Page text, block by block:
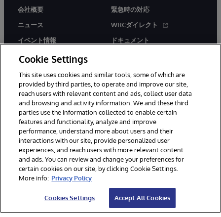
会社概要
ニュース
イベント情報
採用情報
緊急時の対応
WRCダイレクト
ドキュメント
© 1996-2026Y InterSystems Corporation, Boston, MA. All Rights
Reserved.
お知らせ／ご利用規約
プライバシーステートメント
保証について
アクセシビリティ
Cookie Settings
This site uses cookies and similar tools, some of which are
provided by third parties, to operate and improve our site,
reach users with relevant content and ads, collect user data
and browsing and activity information. We and these third
parties use the information collected to enable certain
features and functionality, analyze and improve
performance, understand more about users and their
interactions with our site, provide personalized user
experiences, and reach users with more relevant content
and ads. You can review and change your preferences for
certain cookies on our site, by clicking Cookie Settings.
More info: Privacy Policy
Cookies Settings Accept All Cookies